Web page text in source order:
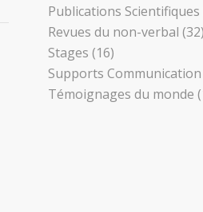
Publications
Revues du non-verbal (32)
Stages (16)
Supports Communication
Témoignages du monde